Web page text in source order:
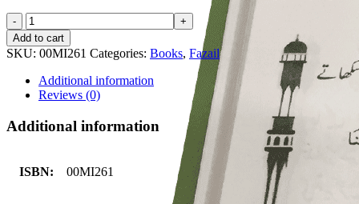
Hadyah
Al
Musalla
Al
Maroof
Fazail
Namaz
quantity
Add to cart
SKU: 00MI261 Categories: Books, Fazail
Additional information
Reviews (0)
Additional information
ISBN: 00MI261